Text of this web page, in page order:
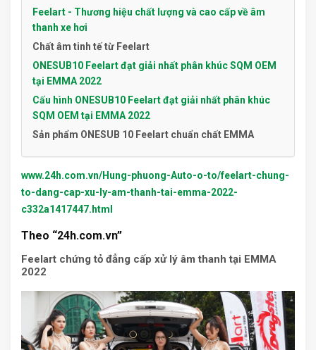
Feelart - Thương hiệu chất lượng và cao cấp về âm
thanh xe hơi
Chất âm tinh tế từ Feelart
ONESUB10 Feelart đạt giải nhất phân khúc SQM OEM
tại EMMA 2022
Cấu hình ONESUB10 Feelart đạt giải nhất phân khúc
SQM OEM tại EMMA 2022
Sản phẩm ONESUB 10 Feelart chuẩn chất EMMA
www.24h.com.vn/Hung-phuong-Auto-o-to/feelart-chung-
to-dang-cap-xu-ly-am-thanh-tai-emma-2022-
c332a1417447.html
Theo “24h.com.vn”
Feelart chứng tỏ đẳng cấp xử lý âm thanh tại EMMA
2022